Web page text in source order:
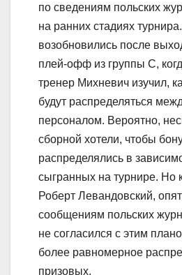
по сведениям польских
на ранних стадиях
возобновились после
плей-офф из группы C,
тренер Михневич изучил,
будут распределяться
персоналом. Вероятно,
сборной хотели, чтобы
распределялись в
сыгранных на турнире. Но
Роберт Левандовский,
сообщениям польских
не согласился с этим
более равномерное
призовых.